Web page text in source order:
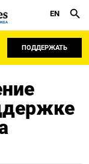
EN
ПОДДЕРЖАТЬ